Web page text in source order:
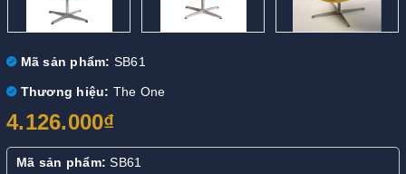
Mã sản phẩm: SB61
Thương hiệu: The One
4.126.000₫
Mã sản phẩm:SB61